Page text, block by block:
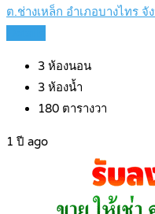
ต.ช่างเหล็ก อำเภอบางไทร
3 ห้องนอน
3 ห้องน้ำ
180 ตารางวา
1 ปี ago